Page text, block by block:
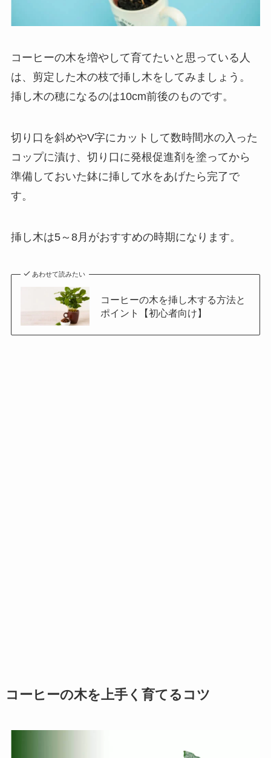
コーヒーの木を増やして育てたいと思っている人
は、剪定した木の枝で挿し木をしてみましょう。
挿し木の穂になるのは10cm前後のものです。
切り口を斜めやV字にカットして数時間水の入った
コップに漬け、切り口に発根促進剤を塗ってから
準備しておいた鉢に挿して水をあげたら完了で
す。
挿し木は5～8月がおすすめの時期になります。
あわせて読みたい
コーヒーの木を挿し木する方法と
ポイント【初心者向け】
コーヒーの木を上手く育てるコツ